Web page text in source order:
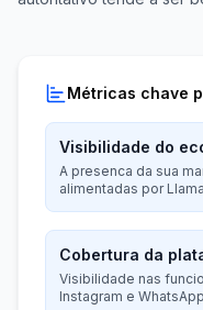
Métricas chave
Visibilidade do
A presenca da sua
alimentadas por Llama
Cobertura da
Visibilidade nas
Instagram e WhatsApp